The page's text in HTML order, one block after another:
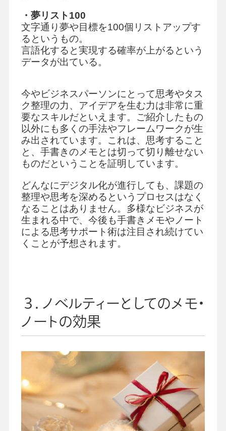
・夢リスト100
文字通り夢や目標を100個リストアップす
るというもの。
言語化すると実現する確率が上がるという
データが出ている。
今やビジネスパーソンにとって思考やタス
ク整理の力、アイデアを生む力は非常に重
要なスキルだといえます。ご紹介したもの
以外にも多くの手法やフレームワークが生
み出されています。これは、思考すること
と、手書きのメモとは切って切り離せない
ものだということを証明しています。
どんなにデジタル化が進行しても、課題の
整理や思考を深めるというプロセスはなく
なることはありません。多様なビジネスが
生まれる中で、今後も手書きメモやノート
による思考サポート術は注目され続けてい
くことが予想されます。
３．ノベルティーとしてのメモ・
ノートの効果